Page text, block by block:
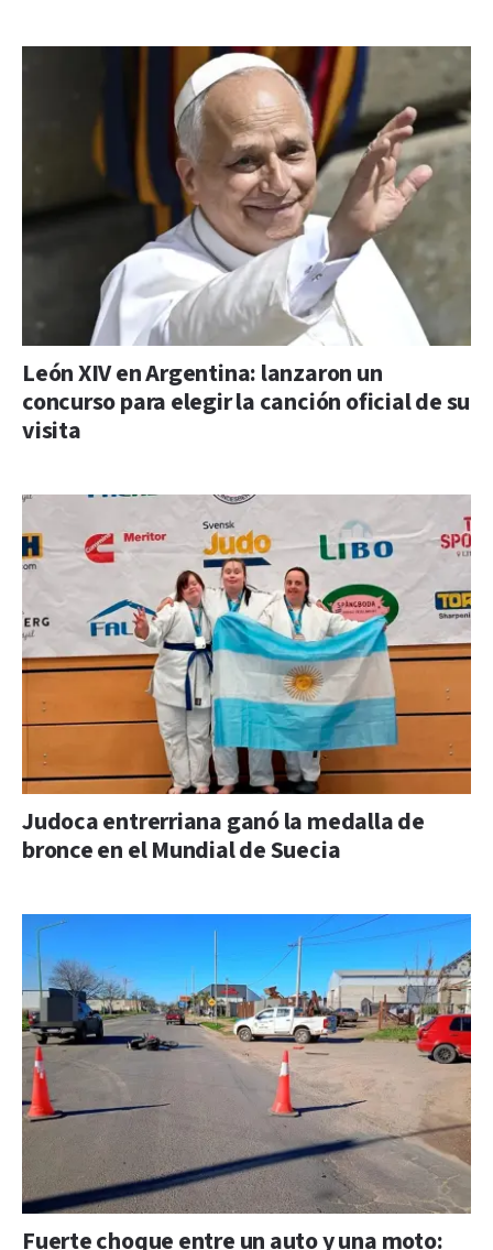
León XIV en Argentina: lanzaron un
concurso para elegir la canción oficial de su
visita
Judoca entrerriana ganó la medalla de
bronce en el Mundial de Suecia
Fuerte choque entre un auto y una moto: